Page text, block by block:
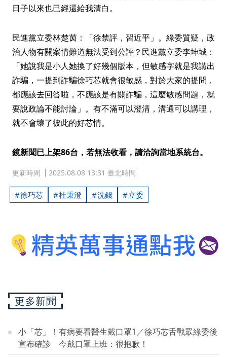
日子以來也已經還給我清白。
民進黨立委林楚茵：「徐禁評，習近平」。綠委質疑，政
治人物有關案情難道無法受到公評？民進黨立委李坤城：
「她說我是小人她換了好幾個版本，但敏感字就是我講出
詐騙，一提到詐騙徐巧芯就會很敏感，對於大家的提問，
都應該去回答啦，不應該是有關詐騙，這麼敏感問題，就
要說政論不能討論」。有不滿可以澄清，溝通可以講理，
就不會壞了彼此的好芯情。
鏡新聞已上架86台，若無法收看，請洽詢當地系統台。
更新時間 2025.08.08 13:31 臺北時間
徐巧芯 杜秉澄 洗錢 立委
更多新聞
小「芯」！有病要看醫生戴口罩1／徐巧芯舌戰眾綠委後
宣布確診 今戴口罩上班：很抱歉！